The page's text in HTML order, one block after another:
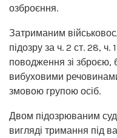
озброєння.
Затриманим
підозру за ч. 2 ст. 28,
поводження зі
вибуховими
змовою групою осіб.
Двом підозрюваним
вигляді тримання під